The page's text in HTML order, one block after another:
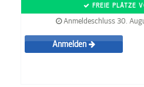
FREIE PLÄTZE
Anmeldeschluss 30.
Anmelden